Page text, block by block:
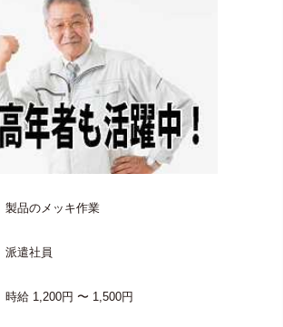
製品のメッキ作業
派遣社員
時給 1,200円 〜 1,500円